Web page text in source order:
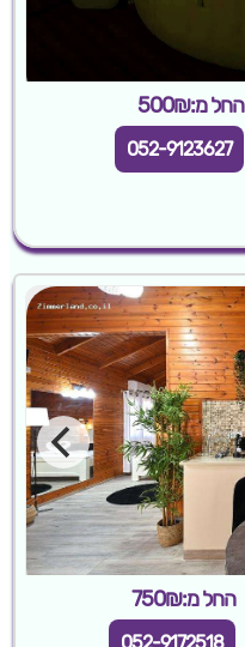
החל מ:500₪
052-9123627
החל מ:750₪